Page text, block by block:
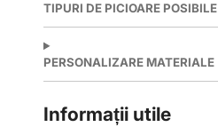
TIPURI DE PICIOARE POSIBILE
PERSONALIZARE MATERIALE
Informații utile